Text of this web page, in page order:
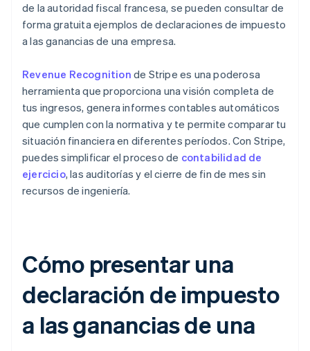
de la autoridad fiscal francesa, se pueden consultar de
forma gratuita ejemplos de declaraciones de impuesto
a las ganancias de una empresa.
Revenue Recognition de Stripe es una poderosa
herramienta que proporciona una visión completa de
tus ingresos, genera informes contables automáticos
que cumplen con la normativa y te permite comparar tu
situación financiera en diferentes períodos. Con Stripe,
puedes simplificar el proceso de contabilidad de
ejercicio, las auditorías y el cierre de fin de mes sin
recursos de ingeniería.
Cómo presentar una
declaración de impuesto
a las ganancias de una